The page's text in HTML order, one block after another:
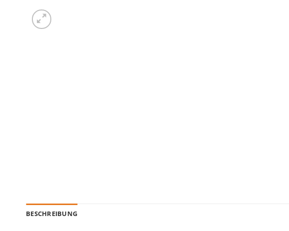
BESCHREIBUNG